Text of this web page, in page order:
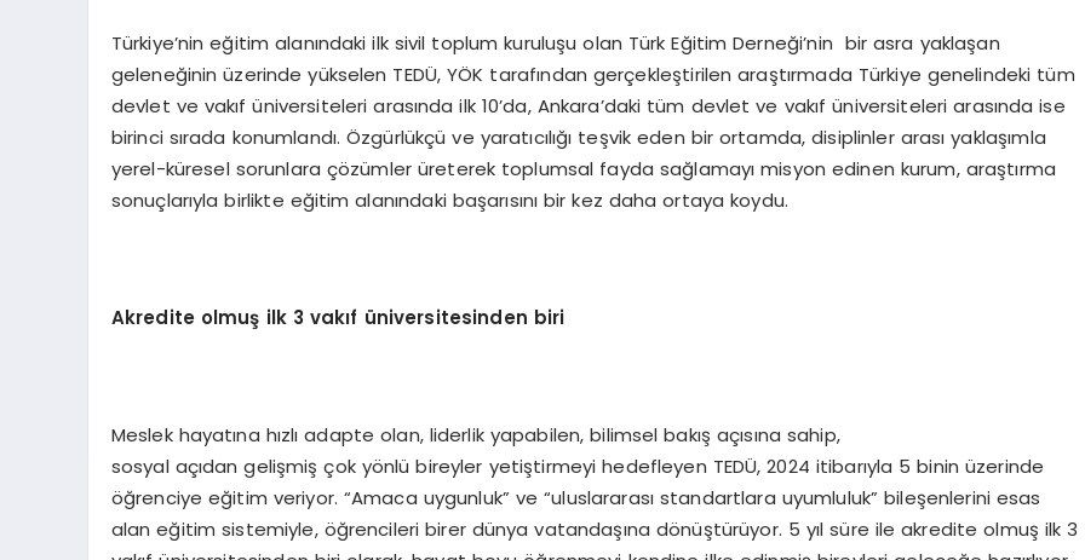
Türkiye’nin eğitim alanındaki ilk sivil toplum kuruluşu olan Türk Eğitim Derneği’nin bir asra yaklaşan
geleneğinin üzerinde yükselen TEDÜ, YÖK tarafından gerçekleştirilen araştırmada Türkiye genelindeki tüm
devlet ve vakıf üniversiteleri arasında ilk 10’da, Ankara’daki tüm devlet ve vakıf üniversiteleri arasında ise
birinci sırada konumlandı. Özgürlükçü ve yaratıcılığı teşvik eden bir ortamda, disiplinler arası yaklaşımla
yerel-küresel sorunlara çözümler üreterek toplumsal fayda sağlamayı misyon edinen kurum, araştırma
sonuçlarıyla birlikte eğitim alanındaki başarısını bir kez daha ortaya koydu.
Akredite olmuş ilk 3 vakıf üniversitesinden biri
Meslek hayatına hızlı adapte olan, liderlik yapabilen, bilimsel bakış açısına sahip,
sosyal açıdan gelişmiş çok yönlü bireyler yetiştirmeyi hedefleyen TEDÜ, 2024 itibarıyla 5 binin üzerinde
öğrenciye eğitim veriyor. “Amaca uygunluk” ve “uluslararası standartlara uyumluluk” bileşenlerini esas
alan eğitim sistemiyle, öğrencileri birer dünya vatandaşına dönüştürüyor. 5 yıl süre ile akredite olmuş ilk 3